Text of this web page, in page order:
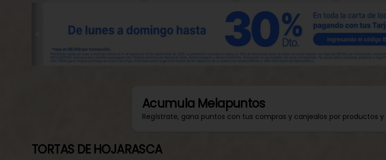
Acumula Melapuntos
Regístrate, gana puntos con tus compras y canjealos por productos y
TORTAS DE HOJARASCA